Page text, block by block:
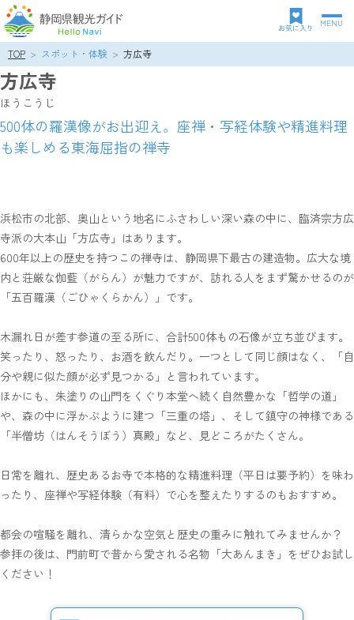
グ
ロ
ビ
お気に入り MENU
パ
ン
ク
ズ
リ
ス
TOP スポット・体験 方広寺
方広寺
ほうこうじ
500体の羅漢像がお出迎え。座禅・写経体験や精進料理
も楽しめる東海屈指の禅寺
浜松市の北部、奥山という地名にふさわしい深い森の中に、臨済宗方広
寺派の大本山「方広寺」はあります。
600年以上の歴史を持つこの禅寺は、静岡県下最古の建造物。広大な境
内と荘厳な伽藍（がらん）が魅力ですが、訪れる人をまず驚かせるのが
「五百羅漢（ごひゃくらかん）」です。
木漏れ日が差す参道の至る所に、合計500体もの石像が立ち並びます。
笑ったり、怒ったり、お酒を飲んだり。一つとして同じ顔はなく、「自
分や親に似た顔が必ず見つかる」と言われています。
ほかにも、朱塗りの山門をくぐり本堂へ続く自然豊かな「哲学の道」
や、森の中に浮かぶように建つ「三重の塔」、そして鎮守の神様である
「半僧坊（はんそうぼう）真殿」など、見どころがたくさん。
日常を離れ、歴史あるお寺で本格的な精進料理（平日は要予約）を味わ
ったり、座禅や写経体験（有料）で心を整えたりするのもおすすめ。
都会の喧騒を離れ、清らかな空気と歴史の重みに触れてみませんか？
参拝の後は、門前町で昔から愛される名物「大あんまき」をぜひお試し
ください！